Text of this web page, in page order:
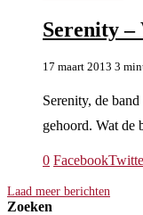
Serenity –
17 maart 2013 3
Serenity, de
gehoord. Wat de
0 Facebook
Laad meer berichten
Zoeken